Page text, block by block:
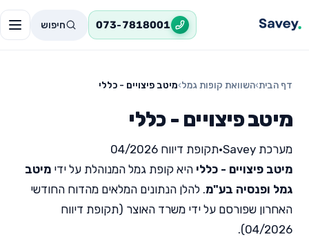
073-7818001 חיפוש
דף הבית›השוואת קופות גמל›מיטב פיצויים - כללי
מיטב פיצויים - כללי
מערכת Savey •תקופת דיווח 04/2026
מיטב פיצויים - כללי היא קופת גמל המנוהלת על ידי מיטב
גמל ופנסיה בע"מ. להלן הנתונים המלאים מהדוח החודשי
האחרון שפורסם על ידי משרד האוצר (תקופת דיווח
04/2026).